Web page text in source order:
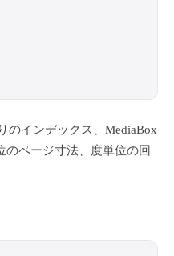
のインデックス、MediaBox
のページ寸法、度単位の回